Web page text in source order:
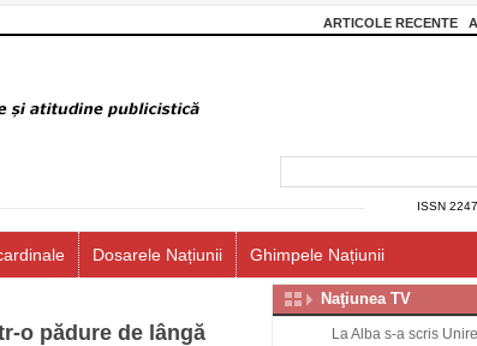
ARTICOLE RECENTE
ISSN
Dosarele Națiunii Ghimpele Națiunii
o pădure de lângă
Naţiunea TV
La Alba s-a scris Unire